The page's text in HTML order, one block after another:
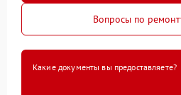
Вопросы по
Какие документы вы предоставляете?